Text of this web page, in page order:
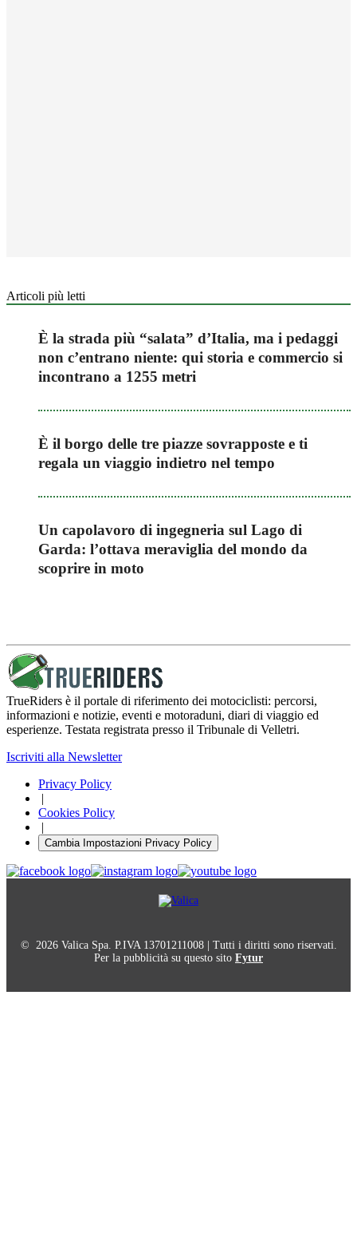
Articoli più letti
È la strada più “salata” d’Italia, ma i pedaggi
non c’entrano niente: qui storia e commercio si
incontrano a 1255 metri
È il borgo delle tre piazze sovrapposte e ti
regala un viaggio indietro nel tempo
Un capolavoro di ingegneria sul Lago di
Garda: l’ottava meraviglia del mondo da
scoprire in moto
TrueRiders è il portale di riferimento dei motociclisti: percorsi,
informazioni e notizie, eventi e motoraduni, diari di viaggio ed
esperienze. Testata registrata presso il Tribunale di Velletri.
Iscriviti alla Newsletter
Privacy Policy
|
Cookies Policy
|
Cambia Impostazioni Privacy Policy
© 2026 Valica Spa. P.IVA 13701211008 | Tutti i diritti sono riservati.
Per la pubblicità su questo sito Fytur